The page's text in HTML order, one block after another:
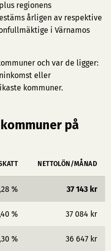
regionens
årligen av respektive
i Värnamos
och var de ligger:
eller
kommuner.
på
NETTOLÖN/MÅNAD
% 37 143 kr
% 37 084 kr
% 36 647 kr